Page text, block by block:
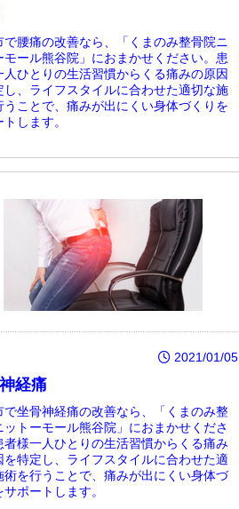
で腰痛の改善なら、「くまのみ整骨院ニ
モール熊谷院」におまかせください。患
人ひとりの生活習慣からくる痛みの原因
し、ライフスタイルに合わせた適切な施
うことで、痛みが出にくい身体づくりを
します。
2021/01/05
経痛
で坐骨神経痛の改善なら、「くまのみ整
ットーモール熊谷院」におまかせくださ
者様一人ひとりの生活習慣からくる痛み
を特定し、ライフスタイルに合わせた適
術を行うことで、痛みが出にくい身体づ
サポートします。